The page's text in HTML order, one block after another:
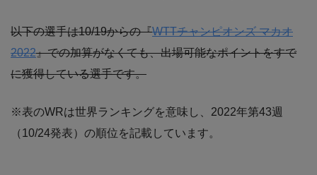
以下の選手は10/19からの『WTTチャンピオンズ マカオ
2022』での加算がなくても、出場可能なポイントをすで
に獲得している選手です。
※表のWRは世界ランキングを意味し、2022年第43週
（10/24発表）の順位を記載しています。